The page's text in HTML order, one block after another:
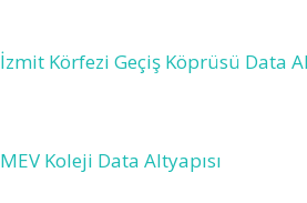
İzmit Körfezi Geçiş Köprüsü Data
MEV Koleji Data Altyapısı